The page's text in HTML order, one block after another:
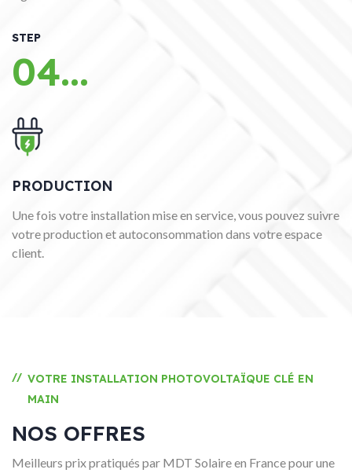
STEP
04...
PRODUCTION
Une fois votre installation mise en service, vous pouvez suivre
votre production et autoconsommation dans votre espace
client.
// VOTRE INSTALLATION PHOTOVOLTAÏQUE CLÉ EN
MAIN
NOS OFFRES
Meilleurs prix pratiqués par MDT Solaire en France pour une